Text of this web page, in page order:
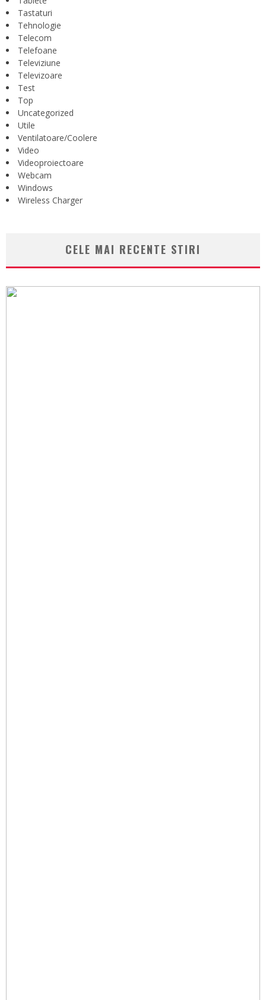
Tastaturi
Tehnologie
Telecom
Telefoane
Televiziune
Televizoare
Test
Top
Uncategorized
Utile
Ventilatoare/Coolere
Video
Videoproiectoare
Webcam
Windows
Wireless Charger
CELE MAI RECENTE STIRI